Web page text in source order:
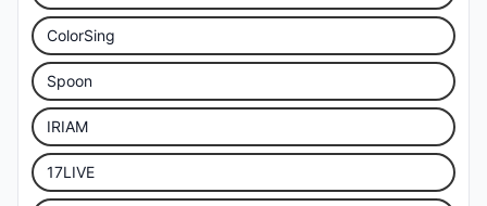
ColorSing
Spoon
IRIAM
17LIVE